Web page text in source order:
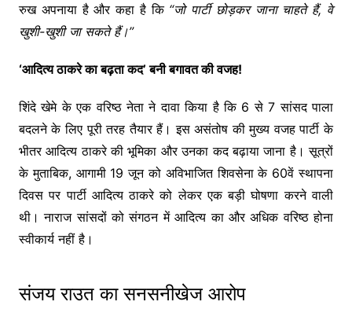
रुख अपनाया है और कहा है कि “जो पार्टी छोड़कर जाना चाहते हैं, वे
खुशी-खुशी जा सकते हैं।”
‘आदित्य ठाकरे का बढ़ता कद’ बनी बगावत की वजह!
शिंदे खेमे के एक वरिष्ठ नेता ने दावा किया है कि 6 से 7 सांसद पाला
बदलने के लिए पूरी तरह तैयार हैं। इस असंतोष की मुख्य वजह पार्टी के
भीतर आदित्य ठाकरे की भूमिका और उनका कद बढ़ाया जाना है। सूत्रों
के मुताबिक, आगामी 19 जून को अविभाजित शिवसेना के 60वें स्थापना
दिवस पर पार्टी आदित्य ठाकरे को लेकर एक बड़ी घोषणा करने वाली
थी। नाराज सांसदों को संगठन में आदित्य का और अधिक वरिष्ठ होना
स्वीकार्य नहीं है।
संजय राउत का सनसनीखेज आरोप